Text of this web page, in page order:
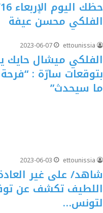
الفلكي محسن عيفة
ettounissia
2023-06-07
الفلكي ميشال حايك
بتوقعات سارّة :
ما سيحدث”
ettounissia
2023-06-03
شاهد/ على غير
اللطيف تكشف عن
لتونس…